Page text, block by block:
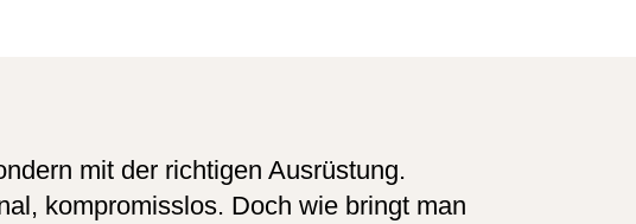
mit der richtigen Ausrüstung.
kompromisslos. Doch wie bringt man